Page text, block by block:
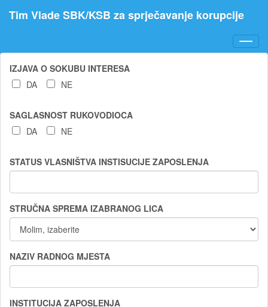
kratica
Tim Vlade SBK/KSB za sprječavanje korupcije
IZJAVA O SOKUBU INTERESA
DA
NE
SAGLASNOST RUKOVODIOCA
DA
NE
STATUS VLASNIŠTVA INSTISUCIJE ZAPOSLENJA
STRUČNA SPREMA IZABRANOG LICA
NAZIV RADNOG MJESTA
INSTITUCIJA ZAPOSLENJA